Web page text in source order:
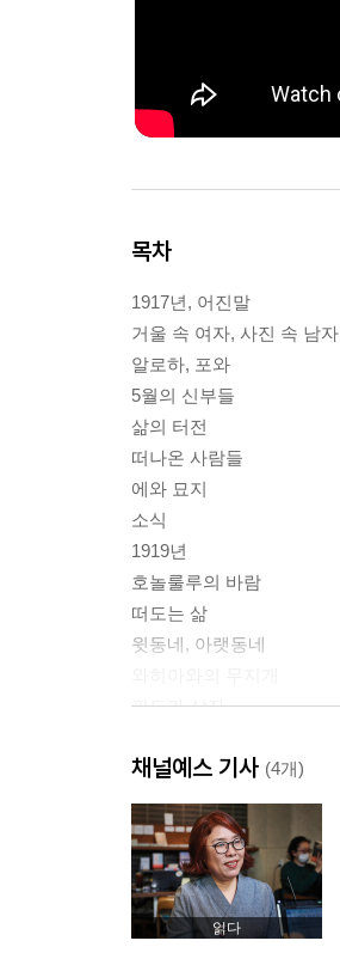
목차
1917년, 어진말
거울 속 여자, 사진 속 남자
알로하, 포와
5월의 신부들
삶의 터전
떠나온 사람들
에와 묘지
소식
1919년
호놀룰루의 바람
떠도는 삶
윗동네, 아랫동네
판도라 상자
작가의 말
참고 자료
채널예스 기사 (4개)
읽다